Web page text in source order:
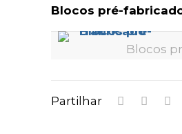
Blocos pré-
Blocos
Partilhar